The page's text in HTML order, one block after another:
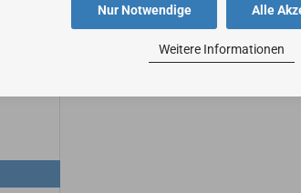
Alle
Nur Notwendige
Weitere Informationen